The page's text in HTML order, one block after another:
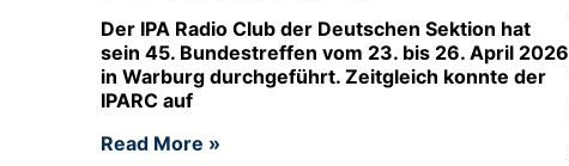
Der IPA Radio Club der Deutschen Sektion hat
sein 45. Bundestreffen vom 23. bis 26. April 2026
in Warburg durchgeführt. Zeitgleich konnte der
IPARC auf
Read More »